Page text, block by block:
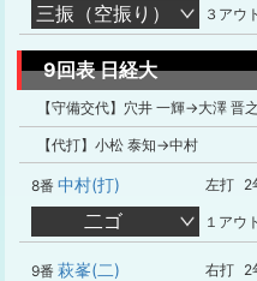
三振（空振り） ３アウ
9回表 日経大
【守備交代】穴井 一輝→大澤 晋
【代打】小松 泰知→中村
8番 中村(打) 左打 2
二ゴ １アウ
9番 萩峯(二) 右打 2